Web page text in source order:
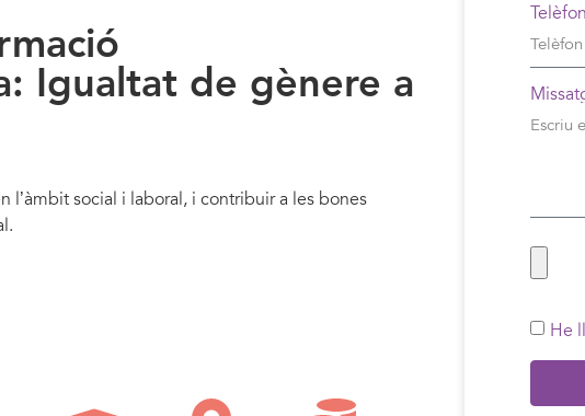
Igualtat de gènere a
l’àmbit social i laboral, i contribuir a les bones
Telèfon
He